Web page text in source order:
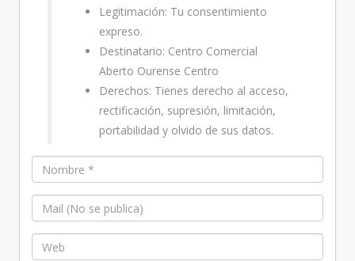
Legitimación: Tu consentimiento
expreso.
Destinatario: Centro Comercial
Aberto Ourense Centro
Derechos: Tienes derecho al acceso,
rectificación, supresión, limitación,
portabilidad y olvido de sus datos.